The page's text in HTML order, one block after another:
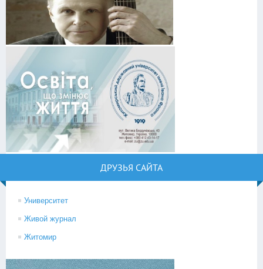
ДРУЗЬЯ САЙТА
Университет
Живой журнал
Житомир